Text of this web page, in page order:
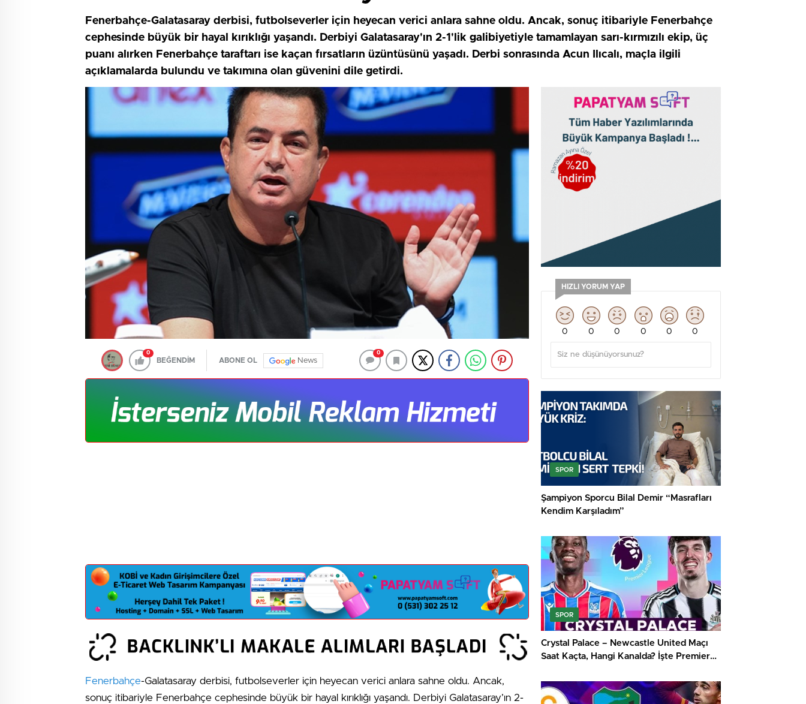
Fenerbahçe-Galatasaray derbisi, futbolseverler için heyecan verici anlara sahne oldu. Ancak, sonuç itibariyle Fenerbahçe
cephesinde büyük bir hayal kırıklığı yaşandı. Derbiyi Galatasaray'ın 2-1'lik galibiyetiyle tamamlayan sarı-kırmızılı ekip, üç
puanı alırken Fenerbahçe taraftarı ise kaçan fırsatların üzüntüsünü yaşadı. Derbi sonrasında Acun Ilıcalı, maçla ilgili
açıklamalarda bulundu ve takımına olan güvenini dile getirdi.
0
BEĞENDİM ABONE OL News
0
Fenerbahçe-Galatasaray derbisi, futbolseverler için heyecan verici anlara sahne oldu. Ancak,
sonuç itibariyle Fenerbahçe cephesinde büyük bir hayal kırıklığı yaşandı. Derbiyi Galatasaray’ın 2-
HIZLI YORUM YAP
0 0 0 0 0 0
SPOR
Şampiyon Sporcu Bilal Demir “Masrafları
Kendim Karşıladım”
SPOR
Crystal Palace – Newcastle United Maçı
Saat Kaçta, Hangi Kanalda? İşte Premier